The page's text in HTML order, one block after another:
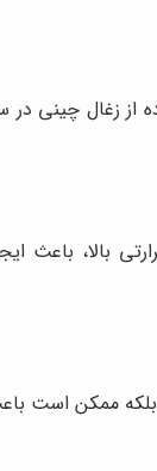
از زغال چینی در
بالا، باعث
ممکن است